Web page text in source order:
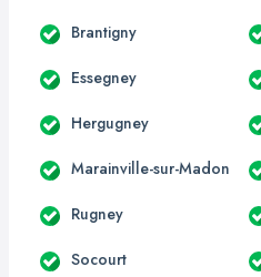
Brantigny
Essegney
Hergugney
Marainville-sur-Madon
Rugney
Socourt